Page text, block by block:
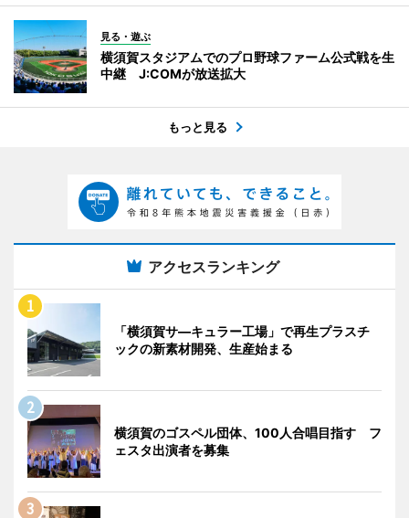
見る・遊ぶ
横須賀スタジアムでのプロ野球ファーム公式戦を生
中継 J:COMが放送拡大
もっと見る
アクセスランキング
「横須賀サ―キュラー工場」で再生プラスチ
ックの新素材開発、生産始まる
横須賀のゴスペル団体、100人合唱目指す フ
ェスタ出演者を募集